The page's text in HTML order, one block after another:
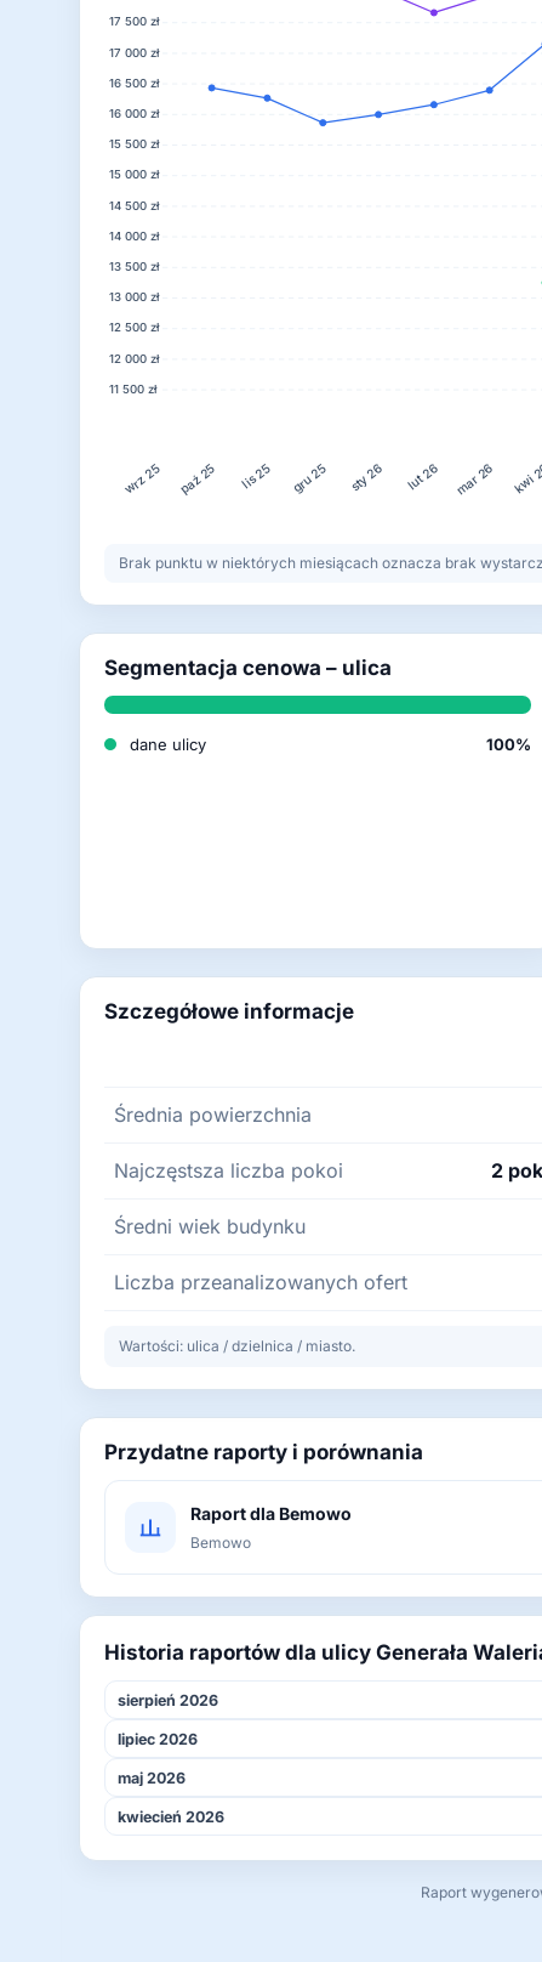
11 500 zł
12 000 zł
12 500 zł
13 000 zł
13 500 zł
14 000 zł
14 500 zł
15 000 zł
15 500 zł
16 000 zł
16 500 zł
17 000 zł
17 500 zł
wrz 25 paź 25 lis 25 gru 25 sty 26 lut 26 mar 26 kwi
Brak punktu w niektórych miesiącach oznacza brak
Segmentacja cenowa – ulica
dane ulicy 100%
Szczegółowe informacje
Średnia powierzchnia
Najczęstsza liczba pokoi 2
Średni wiek budynku
Liczba przeanalizowanych ofert
Wartości: ulica / dzielnica / miasto.
Przydatne raporty i porównania
Raport dla Bemowo
Bemowo
Historia raportów dla ulicy Generała
sierpień 2026
lipiec 2026
maj 2026
kwiecień 2026
Raport